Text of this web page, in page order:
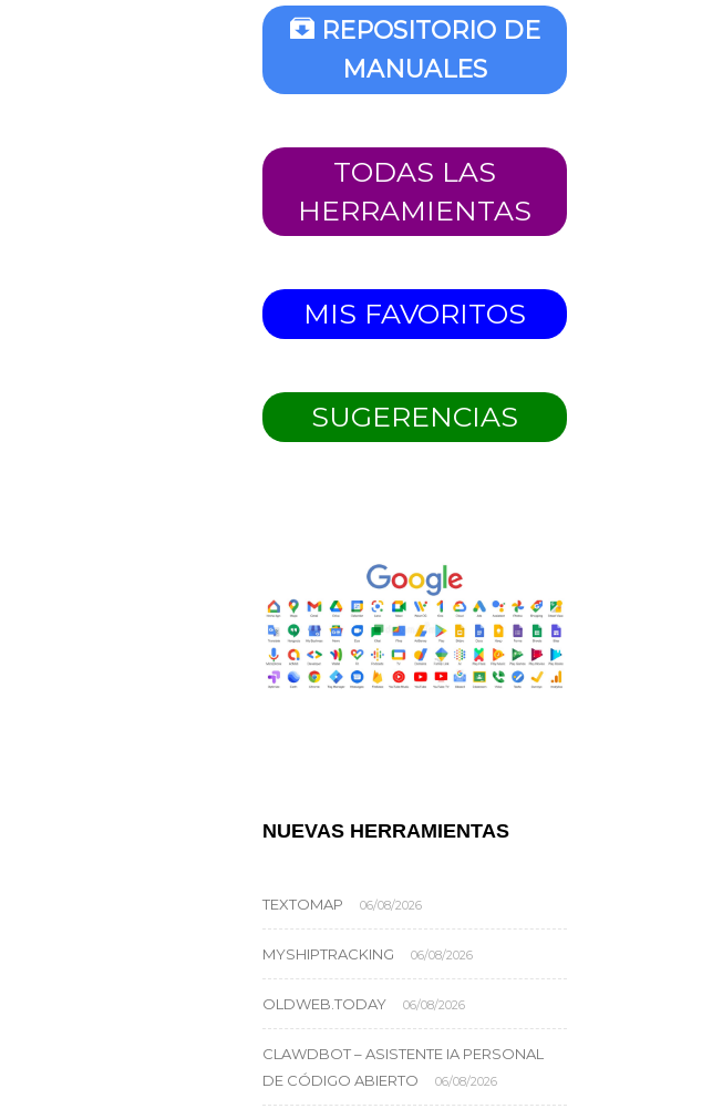
REPOSITORIO DE
MANUALES
TODAS LAS
HERRAMIENTAS
MIS FAVORITOS
SUGERENCIAS
NUEVAS HERRAMIENTAS
TEXTOMAP 06/08/2026
MYSHIPTRACKING 06/08/2026
OLDWEB.TODAY 06/08/2026
CLAWDBOT – ASISTENTE IA PERSONAL
DE CÓDIGO ABIERTO
06/08/2026